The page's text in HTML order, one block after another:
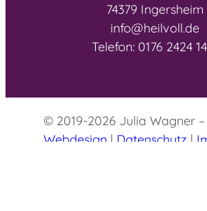
74379 Ingersheim
info@heilvoll.de
Telefon: 0176 2424
© 2019-2026 Julia Wagner
Webdesign | Datenschutz |